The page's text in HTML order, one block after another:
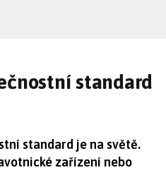
standard
standard je na světě.
zařízení nebo